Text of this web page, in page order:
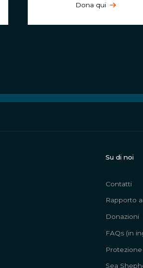
Dona qui
Su di noi
Contatti
Rapporto
Donazioni
FAQs (in
Sea